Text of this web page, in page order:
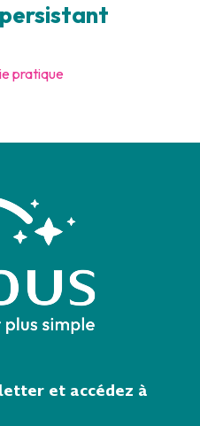
pratique
et accédez à